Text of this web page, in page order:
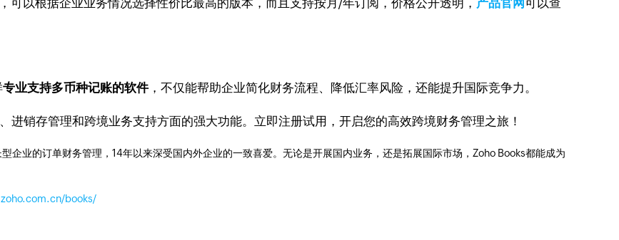
以根据企业业务情况选择性价比最高的版本，而且支持按月/年订阅，价格公开透明， 产品官网可以查
专业支持多币种记账的软件，不仅能帮助企业简化财务流程、降低汇率风险，还能提升国际竞争力。
进销存管理和跨境业务支持方面的强大功能。立即注册试用，开启您的高效跨境财务管理之旅！
企业的订单财务管理，14年以来深受国内外企业的一致喜爱。无论是开展国内业务，还是拓展国际市场，Zoho Books都能成为
books/